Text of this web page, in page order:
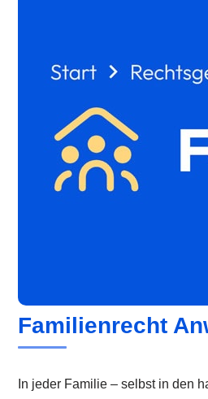
Familienrecht
In jeder Familie – selbst in den